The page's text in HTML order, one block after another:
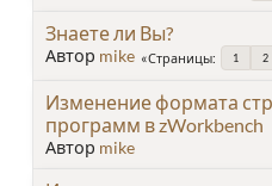
Знаете ли Вы?
Автор mike Страницы 1 2
Изменение формата
программ в zWorkbench
Автор mike